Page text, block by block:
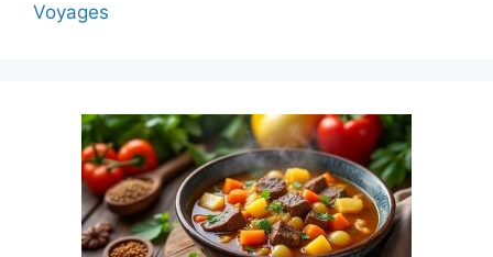
Voyages